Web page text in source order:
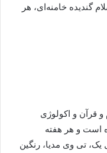
گندیده خامنه‌ای، هر
و قرآن و اکولوژی
است و هر هفته
یک، تی وی مدیا، رنگین